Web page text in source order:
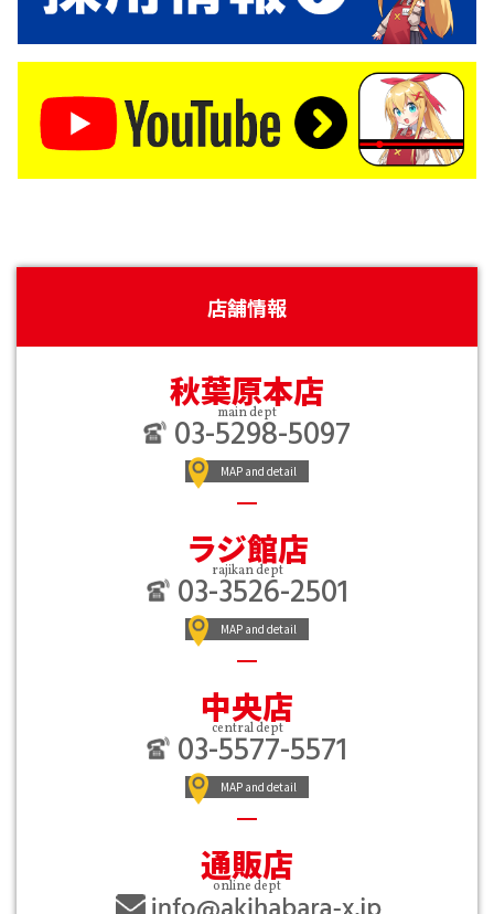
店舗情報
秋葉原本店
main dept
03-5298-5097
MAP and detail
ラジ館店
rajikan dept
03-3526-2501
MAP and detail
中央店
central dept
03-5577-5571
MAP and detail
通販店
online dept